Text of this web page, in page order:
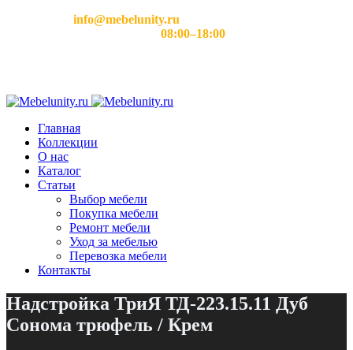
info@mebelunity.ru
08:00–18:00
Главная
Коллекции
О нас
Каталог
Статьи
Выбор мебели
Покупка мебели
Ремонт мебели
Уход за мебелью
Перевозка мебели
Контакты
Надстройка ТриЯ ТД-223.15.11 Дуб
Сонома трюфель / Крем